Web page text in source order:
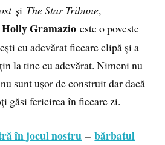
și The Star Tribune,
Holly Gramazio este o poveste
cu adevărat fiecare clipă și a
la tine cu adevărat. Nimeni nu
sunt ușor de construit dar dacă
găsi fericirea în fiecare zi.
în jocul nostru –bărbatul